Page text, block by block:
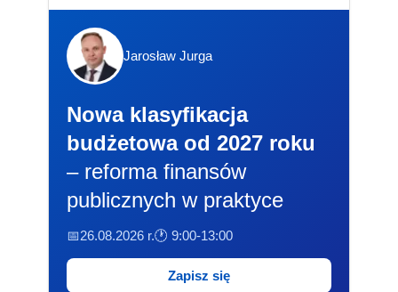
Jarosław Jurga
Nowa klasyfikacja
budżetowa od 2027 roku
– reforma finansów
publicznych w praktyce
📅26.08.2026 r.🕐 9:00-13:00
Zapisz się